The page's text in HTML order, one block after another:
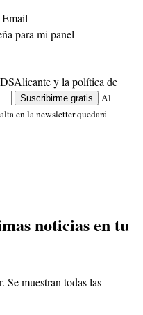
Email
para mi panel
y la política de
Suscribirme gratis
Al
en la newsletter quedará
noticias en tu
Se muestran todas las